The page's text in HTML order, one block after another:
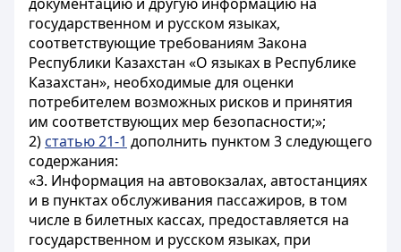
государственном и русском языках,
соответствующие требованиям Закона
Республики Казахстан «О языках в Республике
Казахстан», необходимые для оценки
потребителем возможных рисков и принятия
им соответствующих мер безопасности;»;
2) статью 21-1 дополнить пунктом 3 следующего
содержания:
«3. Информация на автовокзалах, автостанциях
и в пунктах обслуживания пассажиров, в том
числе в билетных кассах, предоставляется на
государственном и русском языках, при